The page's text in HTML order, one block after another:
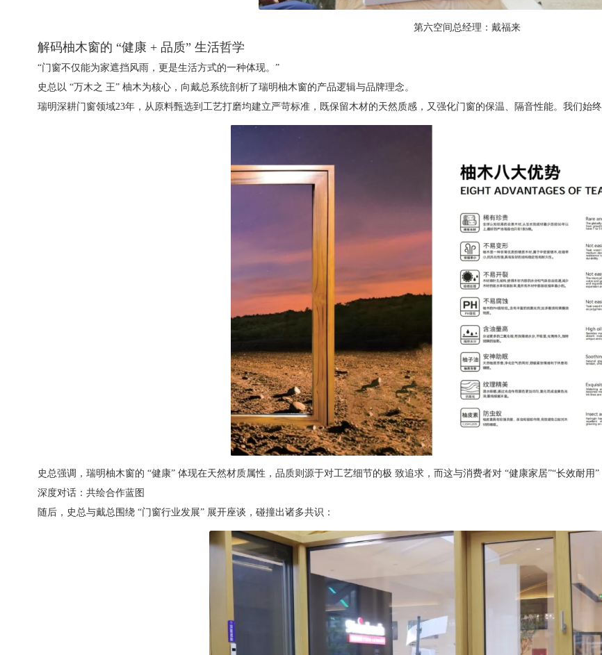
第六空间总经理：戴福来
解码柚木窗的 “健康 + 品质” 生活哲学
“门窗不仅能为家遮挡风雨，更是生活方式的一种体现。”
史总以 “万木之 王” 柚木为核心，向戴总系统剖析了瑞明柚木窗的产品逻辑与品牌理念。
瑞明深耕门窗领域23年，从原料甄选到工艺打磨均建立严苛标准，既保留木材的天然质感，又强化门窗的保温、隔音性能。我们始
史总强调，瑞明柚木窗的 “健康” 体现在天然材质属性，品质则源于对工艺细节的极 致追求，而这与消费者对 “健康家居”“长效耐用”
深度对话：共绘合作蓝图
随后，史总与戴总围绕 “门窗行业发展” 展开座谈，碰撞出诸多共识：